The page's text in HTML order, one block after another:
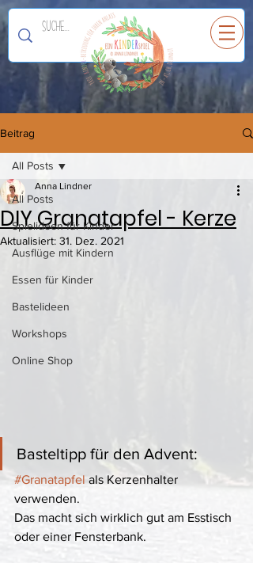
EinKINDERspiel
Beitrag
All Posts
Spielideen für Kinder
Ausflüge mit Kindern
Essen für Kinder
Bastelideen
Workshops
Online Shop
All Posts
DIY Granatapfel - Kerze
Anna Lindner
Aktualisiert: 31. Dez. 2021
Basteltipp für den Advent:
#Granatapfel als Kerzenhalter
verwenden.
Das macht sich wirklich gut am Esstisch
oder einer Fensterbank.